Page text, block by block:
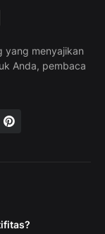
yang menyajikan
Anda, pembaca